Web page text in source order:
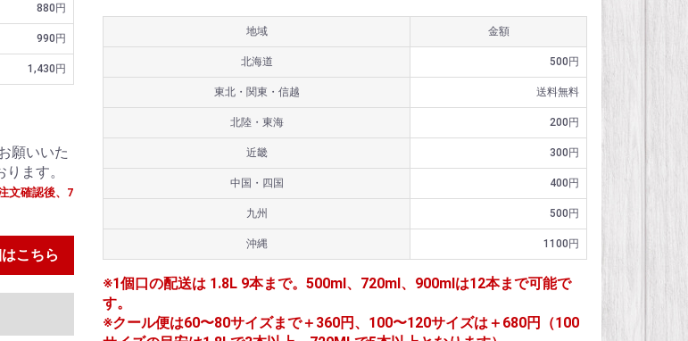
880円
990円
1,430円
願いいた
ます。
文確認後、7
こちら
地域 金額
北海道 500円
東北・関東・信越 送料無料
北陸・東海 200円
近畿 300円
中国・四国 400円
九州 500円
沖縄 1100円
※1個口の配送は 1.8L 9本まで。500ml、720ml、900mlは12本まで可能で
す。
※クール便は60〜80サイズまで＋360円、100〜120サイズは＋680円（100